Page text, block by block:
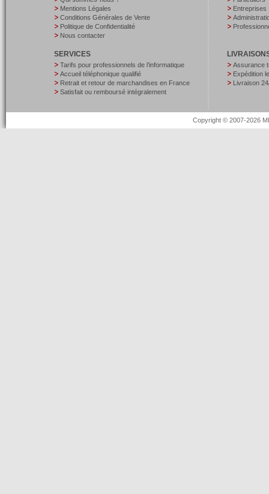
Mentions Légales
Conditions Générales de Vente
Politique de Confidentialité
Nous contacter
SERVICES
Tarifs pour professionnels de l’informatique
Accueil téléphonique qualifié
Retrait et retour de marchandises en France
Satisfait ou remboursé intégralement
Entreprises
Assurance
Expédition
Livraison
Copyright © 2007-2026